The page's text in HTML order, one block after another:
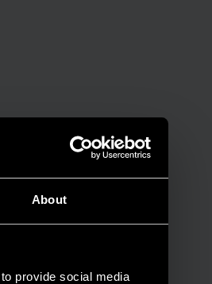
About
provide social media